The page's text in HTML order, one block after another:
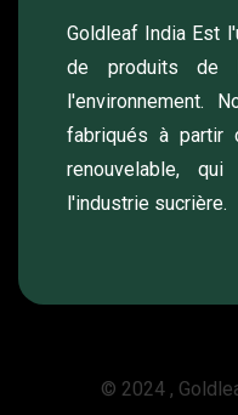
Goldleaf India Est
de produits de
l'environnement.
fabriqués à partir
renouvelable,
l'industrie sucrière.
© 2024 ,